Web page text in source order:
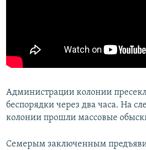
Администрации колонии
беспорядки через два часа. На
колонии прошли массовые
Семерым заключенным